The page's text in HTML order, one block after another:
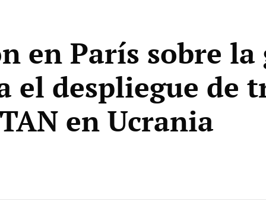
en París sobre la
el despliegue de
en Ucrania